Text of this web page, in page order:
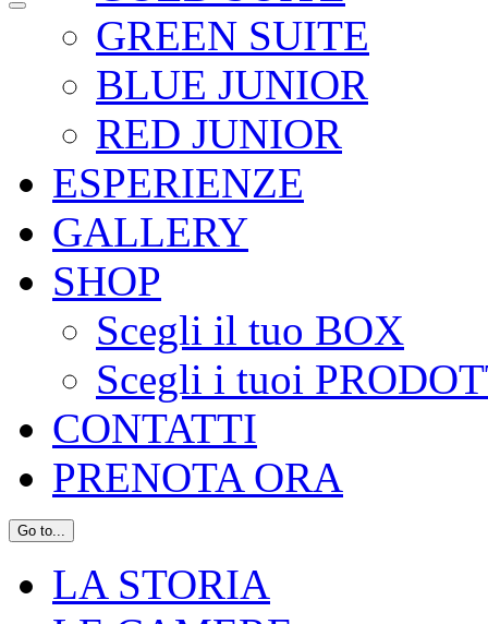
GREEN SUITE
BLUE JUNIOR
RED JUNIOR
ESPERIENZE
GALLERY
SHOP
Scegli il tuo BOX
Scegli i tuoi
CONTATTI
PRENOTA ORA
Go to...
LA STORIA